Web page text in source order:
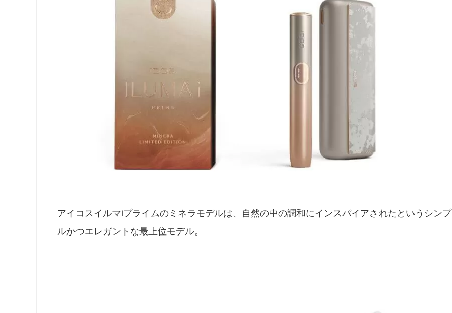
アイコスイルマiプライムのミネラモデルは、自然の中の調和にインスパイアされたというシンプ
ルかつエレガントな最上位モデル。